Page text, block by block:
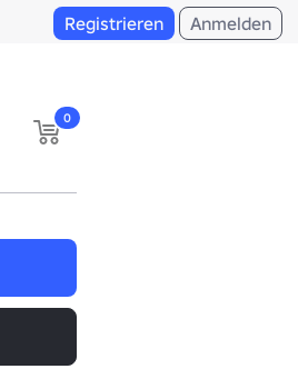
Registrieren Anmelden
0